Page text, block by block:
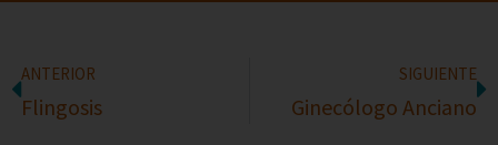
ANTERIOR
Flingosis
SIGUIENTE
Ginecólogo Anciano